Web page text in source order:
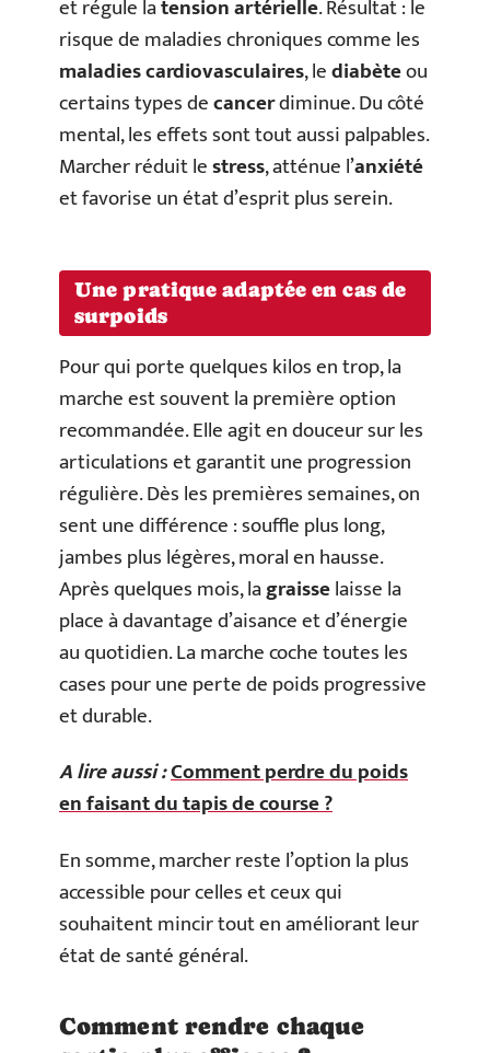
et régule latension artérielle. Résultat : le
risque de maladies chroniques comme les
maladies cardiovasculaires, lediabèteou
certains types decancerdiminue. Du côté
mental, les effets sont tout aussi palpables.
Marcher réduit lestress, atténue l’anxiété
et favorise un état d’esprit plus serein.
Une pratique adaptée en cas de
surpoids
Pour qui porte quelques kilos en trop, la
marche est souvent la première option
recommandée. Elle agit en douceur sur les
articulations et garantit une progression
régulière. Dès les premières semaines, on
sent une différence : souffle plus long,
jambes plus légères, moral en hausse.
Après quelques mois, lagraisselaisse la
place à davantage d’aisance et d’énergie
au quotidien. La marche coche toutes les
cases pour une perte de poids progressive
et durable.
A lire aussi :Comment perdre du poids
en faisant du tapis de course ?
En somme, marcher reste l’option la plus
accessible pour celles et ceux qui
souhaitent mincir tout en améliorant leur
état de santé général.
Comment rendre chaque